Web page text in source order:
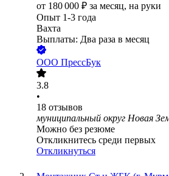
от 180 000 ₽ за месяц, на руки
Опыт 1-3 года
Вахта
Выплаты: Два раза в месяц
ООО ПрессБук
3.8
•
18 отзывов
муниципальный округ Новая
Можно без резюме
Откликнитесь среди первых
Откликнуться